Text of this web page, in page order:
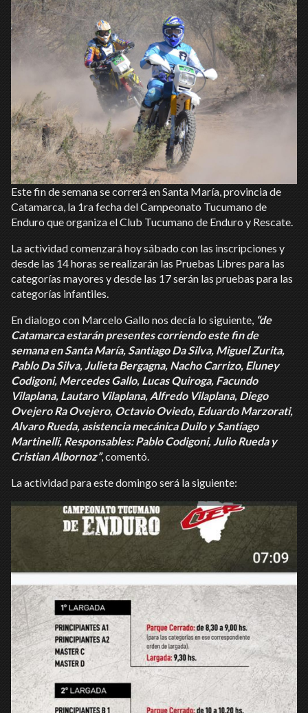
Este fin de semana se correrá en Santa María, provincia de
Catamarca, la 1ra fecha del Campeonato Tucumano de
Enduro que organiza el Club Tucumano de Enduro y Rescate.
La actividad comenzará hoy sábado con las inscripciones y
desde las 14 horas se realizarán las Pruebas Libres para las
categorías mayores y desde las 17 serán las pruebas para las
categorías infantiles.
En dialogo con Marcelo Gallo nos decía lo siguiente, “de
Catamarca estarán presentes corriendo este fin de
semana en Santa María, Santiago Da Silva, Miguel Zurita,
Pablo Da Silva, Julieta Bergagna, Nacho Carrizo, Eluney
Codigoni, Mercedes Gallo, Lucas Quiroga, Facundo
Vilaplana, Lautaro Vilaplana, Alfredo Vilaplana, Diego
Ovejero Ra Ovejero, Octavio Oviedo, Eduardo Marzorati,
Alvaro Rueda, asistencia mecánica Duilo y Santiago
Martinelli, Responsables: Pablo Codigoni, Julio Rueda y
Cristian Albornoz”, comentó.
La actividad para este domingo será la siguiente: